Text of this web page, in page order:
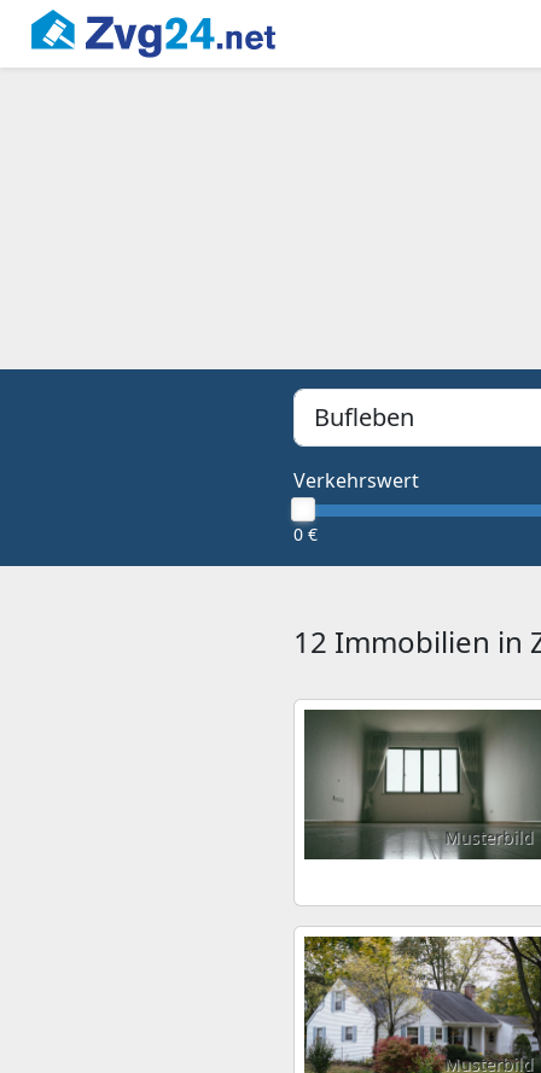
PLZ, Ort oder Bundesland
Verkehrswert
0 €
12 Immobilien in
Musterbild
Musterbild